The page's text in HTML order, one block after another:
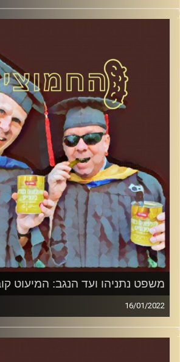
המערכת הפוליטית על ספת הפסיכולוג,
דוד ופרופסור גלעד הירשברגר
משפט נתניהו ועד הנגב: המיעוט
16/01/2022
המערכת הפוליטית על ספת הפסיכולוג,
דוד ופרופסור גלעד הירשברגר